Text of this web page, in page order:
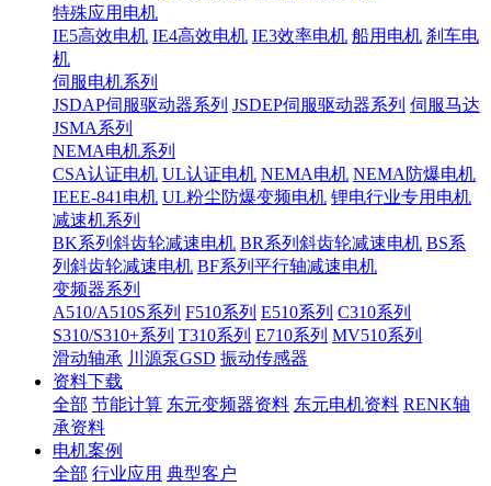
特殊应用电机
IE5高效电机 IE4高效电机 IE3效率电机 船用电机 刹车电
机
伺服电机系列
JSDAP伺服驱动器系列 JSDEP伺服驱动器系列 伺服马达
JSMA系列
NEMA电机系列
CSA认证电机 UL认证电机 NEMA电机 NEMA防爆电机
IEEE-841电机 UL粉尘防爆变频电机 锂电行业专用电机
减速机系列
BK系列斜齿轮减速电机 BR系列斜齿轮减速电机 BS系
列斜齿轮减速电机 BF系列平行轴减速电机
变频器系列
A510/A510S系列 F510系列 E510系列 C310系列
S310/S310+系列 T310系列 E710系列 MV510系列
滑动轴承 川源泵GSD 振动传感器
资料下载
全部 节能计算 东元变频器资料 东元电机资料 RENK轴
承资料
电机案例
全部 行业应用 典型客户